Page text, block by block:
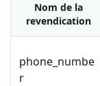
Nom de la
revendication
phone_numbe
r